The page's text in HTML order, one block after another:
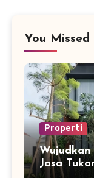
You Missed
Properti
Jasa